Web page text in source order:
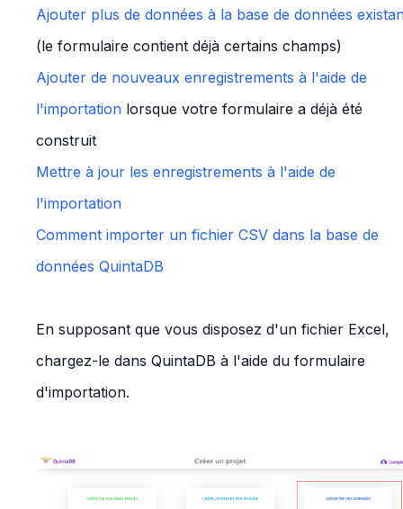
Ajouter plus de données à la base de données
(le formulaire contient déjà certains champs)
Ajouter de nouveaux enregistrements à l'aide de
l'importationlorsque votre formulaire a déjà été
construit
Mettre à jour les enregistrements à l'aide de
l'importation
Comment importer un fichier CSV dans la base de
données QuintaDB
En supposant que vous disposez d'un fichier Excel,
chargez-le dans QuintaDB à l'aide du formulaire
d'importation.